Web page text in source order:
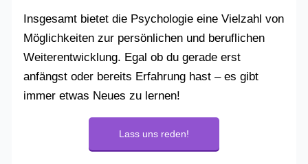
Insgesamt bietet die Psychologie eine Vielzahl von
Möglichkeiten zur persönlichen und beruflichen
Weiterentwicklung. Egal ob du gerade erst
anfängst oder bereits Erfahrung hast – es gibt
immer etwas Neues zu lernen!
Lass uns reden!